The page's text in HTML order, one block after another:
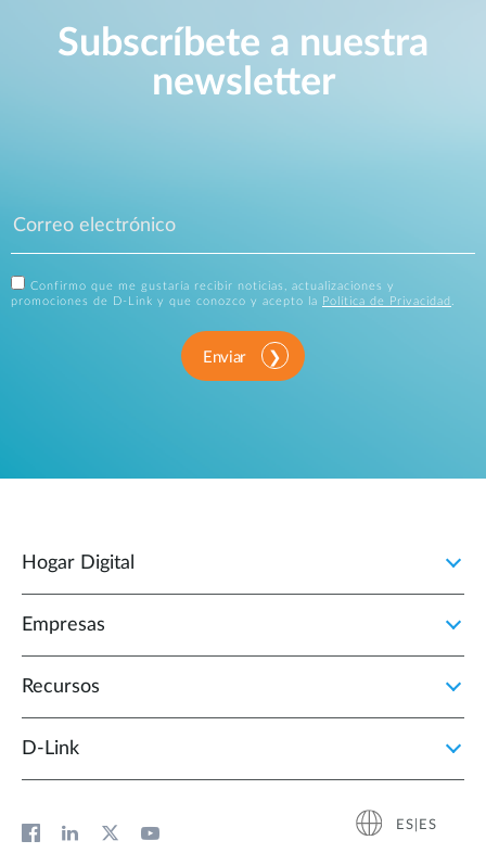
Subscríbete a nuestra
newsletter
Confirmo que me gustaría recibir noticias, actualizaciones y
promociones de D-Link y que conozco y acepto la
Política de Privacidad
Enviar
Hogar Digital
Empresas
Recursos
D‑Link
ES|ES